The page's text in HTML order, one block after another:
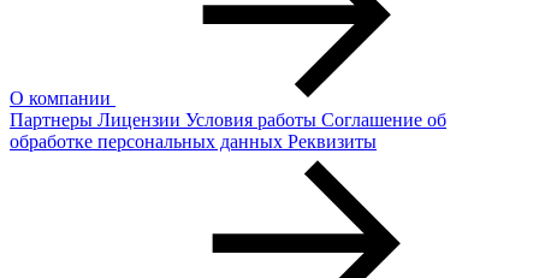
О компании
Партнеры Лицензии Условия работы Соглашение об
обработке персональных данных Реквизиты